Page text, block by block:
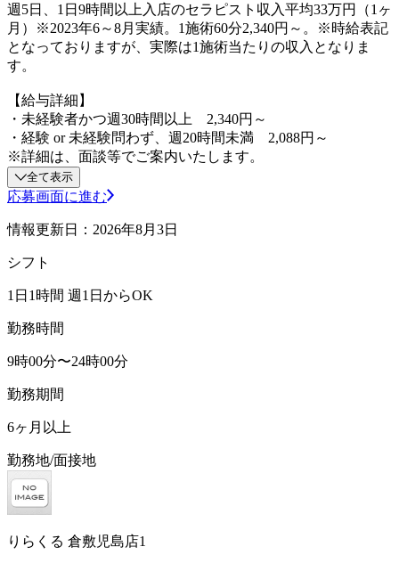
週5日、1日9時間以上入店のセラピスト収入平均33万円（1ヶ
月）※2023年6～8月実績。1施術60分2,340円～。※時給表記
となっておりますが、実際は1施術当たりの収入となりま
す。
【給与詳細】
・未経験者かつ週30時間以上 2,340円～
・経験 or 未経験問わず、週20時間未満 2,088円～
※詳細は、面談等でご案内いたします。
全て表示
応募画面に進む
情報更新日：2026年8月3日
シフト
1日1時間 週1日からOK
勤務時間
9時00分〜24時00分
勤務期間
6ヶ月以上
勤務地/面接地
りらくる 倉敷児島店1